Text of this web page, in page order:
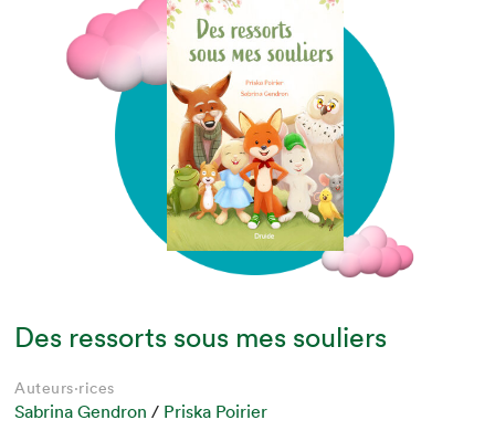
Des ressorts sous mes souliers
Auteurs·rices
Sabrina Gendron / Priska Poirier